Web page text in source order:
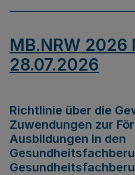
MB.NRW 2026
28.07.2026
Richtlinie über die
Zuwendungen zur
Ausbildungen in den